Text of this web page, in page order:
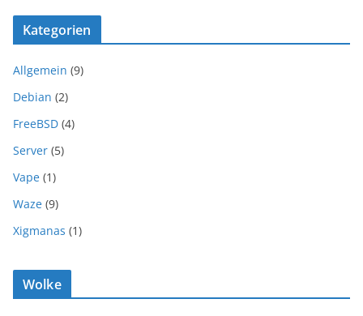
Kategorien
Allgemein (9)
Debian (2)
FreeBSD (4)
Server (5)
Vape (1)
Waze (9)
Xigmanas (1)
Wolke